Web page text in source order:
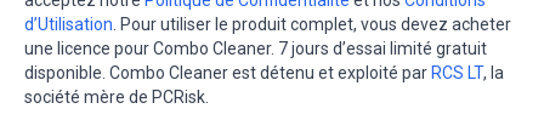
d’Utilisation. Pour utiliser le produit complet, vous devez acheter
une licence pour Combo Cleaner. 7 jours d’essai limité gratuit
disponible. Combo Cleaner est détenu et exploité par RCS LT, la
société mère de PCRisk.